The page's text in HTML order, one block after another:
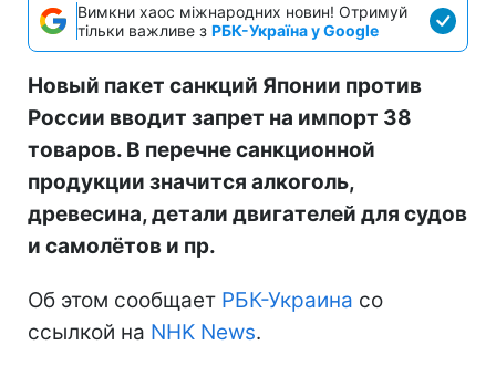
Вимкни хаос міжнародних новин! Отримуй
тільки важливе з РБК-Україна у Google
Новый пакет санкций Японии против
России вводит запрет на импорт 38
товаров. В перечне санкционной
продукции значится алкоголь,
древесина, детали двигателей для судов
и самолётов и пр.
Об этом сообщает РБК-Украина со
ссылкой на NHK News.